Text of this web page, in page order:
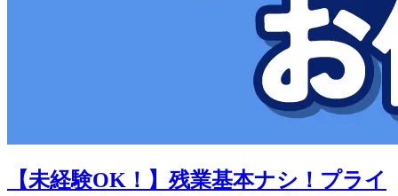
【未経験OK！】残業基本ナシ！プライ